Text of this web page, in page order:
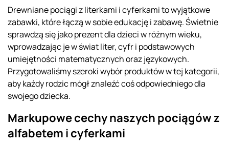
Drewniane pociągi z literkami i cyferkami to wyjątkowe
zabawki, które łączą w sobie edukację i zabawę. Świetnie
sprawdzą się jako prezent dla dzieci w różnym wieku,
wprowadzając je w świat liter, cyfr i podstawowych
umiejętności matematycznych oraz językowych.
Przygotowaliśmy szeroki wybór produktów w tej kategorii,
aby każdy rodzic mógł znaleźć coś odpowiedniego dla
swojego dziecka.
Markupowe cechy naszych pociągów z
alfabetem i cyferkami